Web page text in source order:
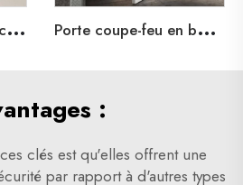
P
orte coupe-feu en acier pour appartement P
orte coupe-feu en bois pour appartement
:
clés est qu'elles offrent une
par rapport à d'autres types